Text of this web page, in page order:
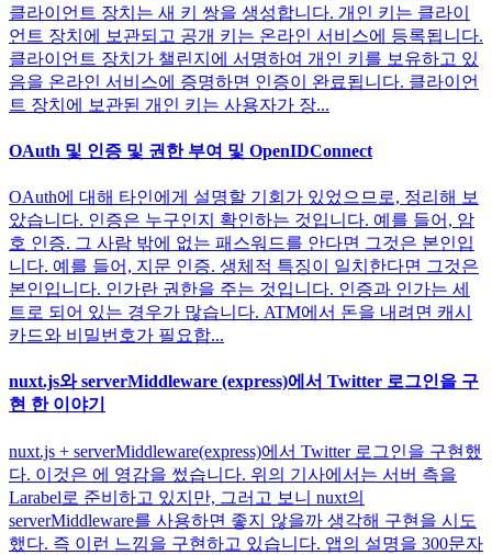
클라이언트 장치는 새 키 쌍을 생성합니다. 개인 키는 클라이
언트 장치에 보관되고 공개 키는 온라인 서비스에 등록됩니다.
클라이언트 장치가 챌린지에 서명하여 개인 키를 보유하고 있
음을 온라인 서비스에 증명하면 인증이 완료됩니다. 클라이언
트 장치에 보관된 개인 키는 사용자가 장...
OAuth 및 인증 및 권한 부여 및 OpenIDConnect
OAuth에 대해 타인에게 설명할 기회가 있었으므로, 정리해 보
았습니다. 인증은 누구인지 확인하는 것입니다. 예를 들어, 암
호 인증. 그 사람 밖에 없는 패스워드를 안다면 그것은 본인입
니다. 예를 들어, 지문 인증. 생체적 특징이 일치한다면 그것은
본인입니다. 인가란 권한을 주는 것입니다. 인증과 인가는 세
트로 되어 있는 경우가 많습니다. ATM에서 돈을 내려면 캐시
카드와 비밀번호가 필요합...
nuxt.js와 serverMiddleware (express)에서 Twitter 로그인을 구
현 한 이야기
nuxt.js + serverMiddleware(express)에서 Twitter 로그인을 구현했
다. 이것은 에 영감을 썼습니다. 위의 기사에서는 서버 측을
Larabel로 준비하고 있지만, 그러고 보니 nuxt의
serverMiddleware를 사용하면 좋지 않을까 생각해 구현을 시도
했다. 즉 이런 느낌을 구현하고 있습니다. 앱의 설명을 300문자